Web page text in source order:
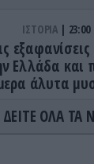
ΙΣΤΟΡΙΑ 23:00
Ελλάδα και
άλυτα
ΕΣΩΤΕΡΙΚΗ ΑΣΦΑΛΕΙΑ
ΔΕΙΤΕ ΟΛΑ ΤΑ